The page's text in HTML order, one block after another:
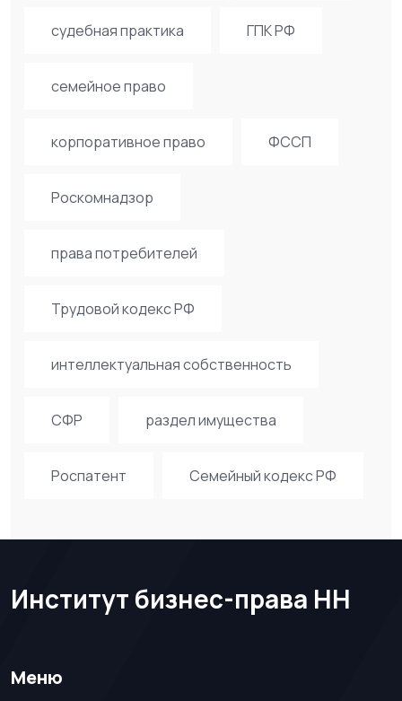
судебная практика ГПК РФ
семейное право
корпоративное право ФССП
Роскомнадзор
права потребителей
Трудовой кодекс РФ
интеллектуальная собственность
СФР раздел имущества
Роспатент Семейный кодекс РФ
Институт бизнес-права НН
Меню